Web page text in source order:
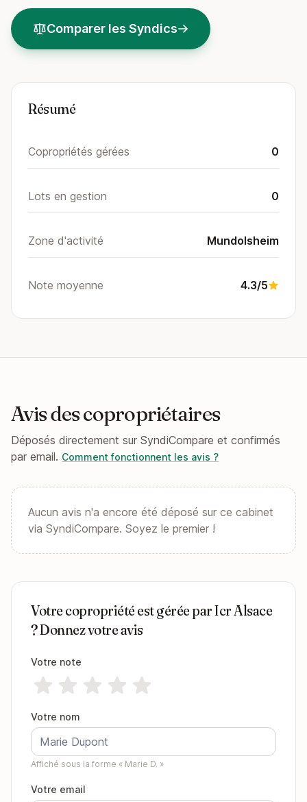
Comparer les Syndics
Résumé
Copropriétés gérées 0
Lots en gestion 0
Zone d'activité Mundolsheim
Note moyenne 4.3/5
Avis des copropriétaires
Déposés directement sur SyndiCompare et confirmés
par email. Comment fonctionnent les avis ?
Aucun avis n'a encore été déposé sur ce cabinet
via SyndiCompare. Soyez le premier !
Votre copropriété est gérée par Icr Alsace
? Donnez votre avis
Votre note
Votre nom
Affiché sous la forme « Marie D. »
Votre email